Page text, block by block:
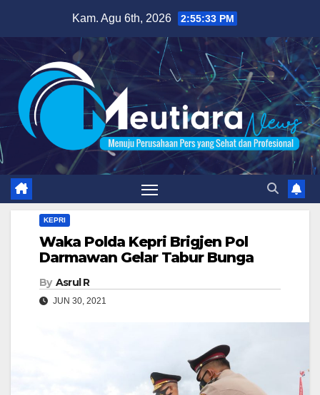
content
Kam. Agu 6th, 2026 2:55:34 PM
KEPRI
Waka Polda Kepri Brigjen Pol
Darmawan Gelar Tabur Bunga
By Asrul R
JUN 30, 2021